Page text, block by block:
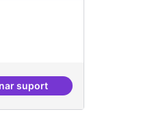
suport
Actes al Canòdrom